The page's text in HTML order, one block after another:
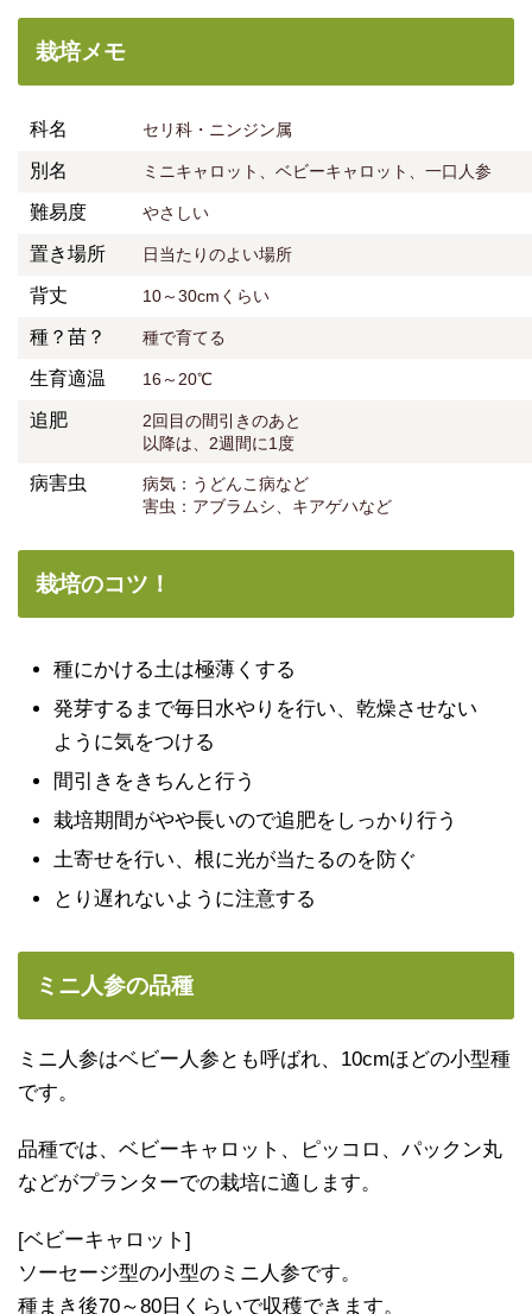
栽培メモ
科名 セリ科・ニンジン属
別名 ミニキャロット、ベビーキャロット、一口人参
難易度 やさしい
置き場所 日当たりのよい場所
背丈 10～30cmくらい
種？苗？ 種で育てる
生育適温 16～20℃
追肥
2回目の間引きのあと
以降は、2週間に1度
病害虫
病気：うどんこ病など
害虫：アブラムシ、キアゲハなど
栽培のコツ！
種にかける土は極薄くする
発芽するまで毎日水やりを行い、乾燥させない
ように気をつける
間引きをきちんと行う
栽培期間がやや長いので追肥をしっかり行う
土寄せを行い、根に光が当たるのを防ぐ
とり遅れないように注意する
ミニ人参の品種
ミニ人参はベビー人参とも呼ばれ、10cmほどの小型種
です。
品種では、ベビーキャロット、ピッコロ、パックン丸
などがプランターでの栽培に適します。
[ベビーキャロット]
ソーセージ型の小型のミニ人参です。
種まき後70～80日くらいで収穫できます。